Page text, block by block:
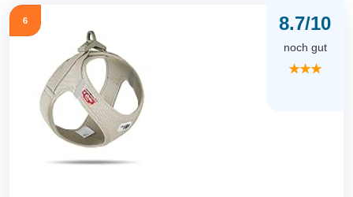
6 8.7/10
noch gut
★★★